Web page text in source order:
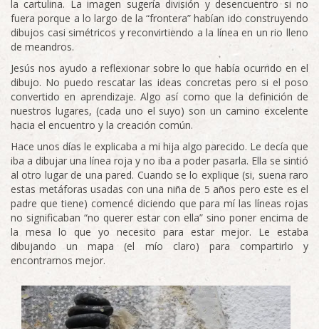
la cartulina. La imagen sugería división y desencuentro si no
fuera porque a lo largo de la “frontera” habían ido construyendo
dibujos casi simétricos y reconvirtiendo a la línea en un rio lleno
de meandros.
Jesús nos ayudo a reflexionar sobre lo que había ocurrido en el
dibujo. No puedo rescatar las ideas concretas pero si el poso
convertido en aprendizaje. Algo así como que la definición de
nuestros lugares, (cada uno el suyo) son un camino excelente
hacia el encuentro y la creación común.
Hace unos días le explicaba a mi hija algo parecido. Le decía que
iba a dibujar una línea roja y no iba a poder pasarla. Ella se sintió
al otro lugar de una pared. Cuando se lo explique (si, suena raro
estas metáforas usadas con una niña de 5 años pero este es el
padre que tiene) comencé diciendo que para mí las líneas rojas
no significaban “no querer estar con ella” sino poner encima de
la mesa lo que yo necesito para estar mejor. Le estaba
dibujando un mapa (el mío claro) para compartirlo y
encontrarnos mejor.